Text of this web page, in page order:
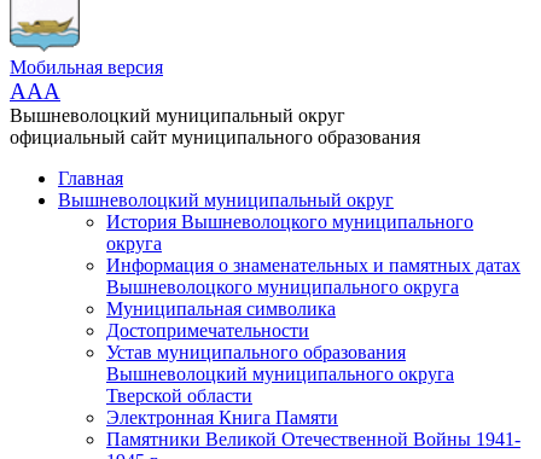
Мобильная версия
AAA
Вышневолоцкий муниципальный округ
официальный сайт муниципального образования
Главная
Вышневолоцкий муниципальный округ
История Вышневолоцкого муниципального
округа
Информация о знаменательных и памятных датах
Вышневолоцкого муниципального округа
Муниципальная символика
Достопримечательности
Устав муниципального образования
Вышневолоцкий муниципального округа
Тверской области
Электронная Книга Памяти
Памятники Великой Отечественной Войны 1941-